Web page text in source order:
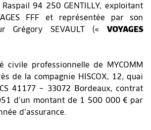
94 250 GENTILLY, exploitant
FFF et représentée par son
Grégory SEVAULT (« VOYAGES
civile professionnelle de MYCOMM
de la compagnie HISCOX, 12, quai
41177 – 33072 Bordeaux, contrat
d’un montant de 1 500 000 € par
d’assurance.